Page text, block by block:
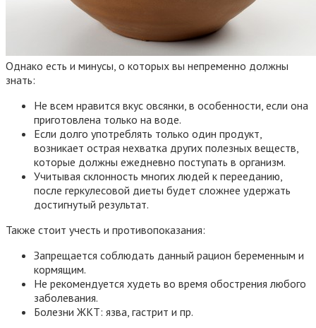
Однако есть и минусы, о которых вы непременно должны
знать:
Не всем нравится вкус овсянки, в особенности, если она
приготовлена только на воде.
Если долго употреблять только один продукт,
возникает острая нехватка других полезных веществ,
которые должны ежедневно поступать в организм.
Учитывая склонность многих людей к перееданию,
после геркулесовой диеты будет сложнее удержать
достигнутый результат.
Также стоит учесть и противопоказания:
Запрещается соблюдать данный рацион беременным и
кормящим.
Не рекомендуется худеть во время обострения любого
заболевания.
Болезни ЖКТ: язва, гастрит и пр.